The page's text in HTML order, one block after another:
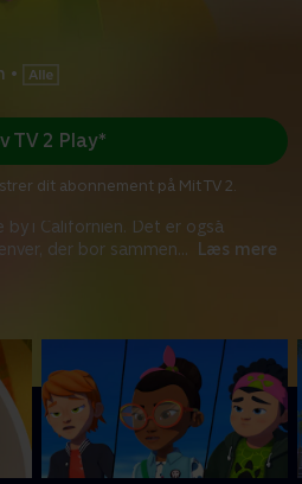
•
by i Californien. Det er også
der bor sammen... Læs mere
TV 2 Play*
dit abonnement på Mit TV 2.